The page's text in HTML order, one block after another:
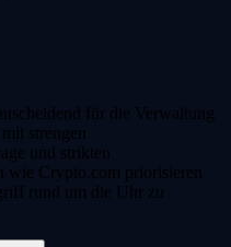
für die Verwaltung
strengen
und strikten
wie Crypto.com priorisieren
rund um die Uhr zu